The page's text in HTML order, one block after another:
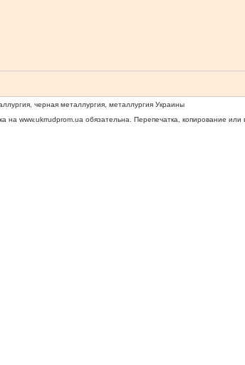
черная металлургия, металлургия Украины
на www.ukrrudprom.ua обязательна. Перепечатка, копирование